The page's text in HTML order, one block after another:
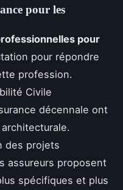
pour les
pour
pour répondre
profession.
Civile
décennale ont
des projets
assureurs proposent
spécifiques et plus